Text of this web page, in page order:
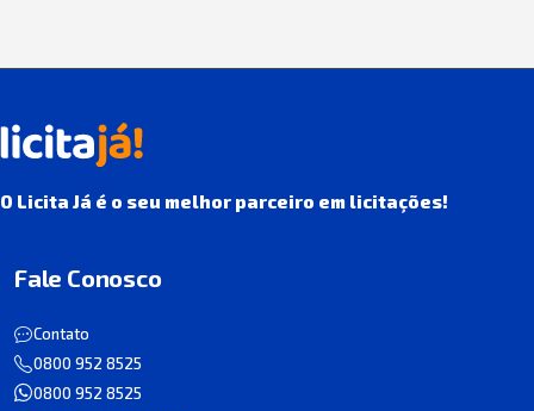
O Licita Já é o seu melhor parceiro em licitações!
Fale Conosco
Contato
0800 952 8525
0800 952 8525